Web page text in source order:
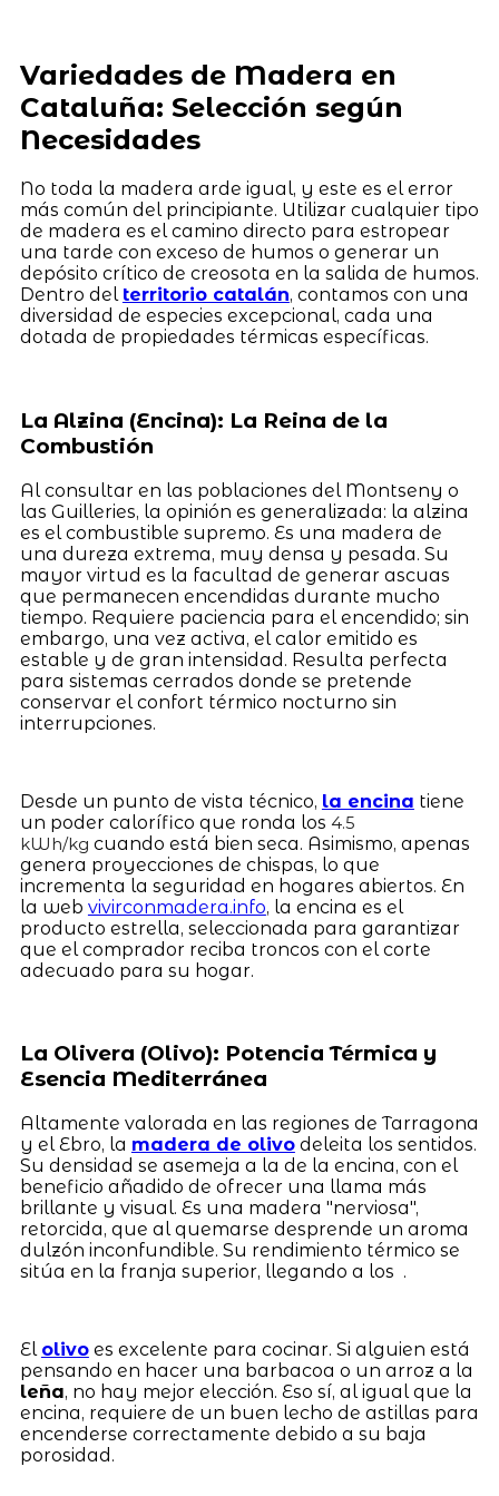
Variedades de Madera en
Cataluña: Selección según
Necesidades
No toda la madera arde igual, y este es el error
más común del principiante. Utilizar cualquier tipo
de madera es el camino directo para estropear
una tarde con exceso de humos o generar un
depósito crítico de creosota en la salida de humos.
Dentro del territorio catalán, contamos con una
diversidad de especies excepcional, cada una
dotada de propiedades térmicas específicas.
La Alzina (Encina): La Reina de la
Combustión
Al consultar en las poblaciones del Montseny o
las Guilleries, la opinión es generalizada: la alzina
es el combustible supremo. Es una madera de
una dureza extrema, muy densa y pesada. Su
mayor virtud es la facultad de generar ascuas
que permanecen encendidas durante mucho
tiempo. Requiere paciencia para el encendido; sin
embargo, una vez activa, el calor emitido es
estable y de gran intensidad. Resulta perfecta
para sistemas cerrados donde se pretende
conservar el confort térmico nocturno sin
interrupciones.
Desde un punto de vista técnico, la encina tiene
un poder calorífico que ronda los 4.5
kWh/kg cuando está bien seca. Asimismo, apenas
genera proyecciones de chispas, lo que
incrementa la seguridad en hogares abiertos. En
la web vivirconmadera.info, la encina es el
producto estrella, seleccionada para garantizar
que el comprador reciba troncos con el corte
adecuado para su hogar.
La Olivera (Olivo): Potencia Térmica y
Esencia Mediterránea
Altamente valorada en las regiones de Tarragona
y el Ebro, la madera de olivodeleita los sentidos.
Su densidad se asemeja a la de la encina, con el
beneficio añadido de ofrecer una llama más
brillante y visual. Es una madera "nerviosa",
retorcida, que al quemarse desprende un aroma
dulzón inconfundible. Su rendimiento térmico se
sitúa en la franja superior, llegando a los .
El olivoes excelente para cocinar. Si alguien está
pensando en hacer una barbacoa o un arroz a la
leña, no hay mejor elección. Eso sí, al igual que la
encina, requiere de un buen lecho de astillas para
encenderse correctamente debido a su baja
porosidad.